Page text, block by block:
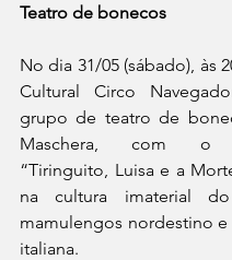
Teatro de bonecos
No dia 31/05 (sábado), às
Cultural Circo
grupo de teatro de
Maschera, com o
“Tiringuito, Luisa e a
na cultura imaterial
mamulengos nordestino e
italiana.